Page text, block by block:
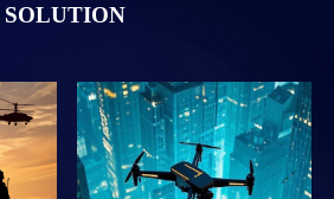
SOLUTION